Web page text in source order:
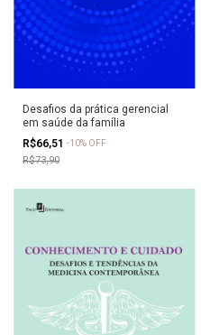
Desafios da prática gerencial
em saúde da família
R$66,51 -10% OFF
R$73,90